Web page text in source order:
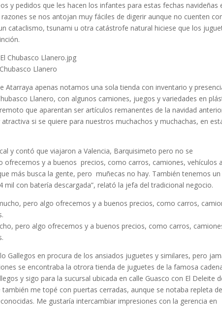
y pedidos que les hacen los infantes para estas fechas navideñas
se nos antojan muy fáciles de digerir aunque no cuenten
cataclismo, tsunami u otra catástrofe natural hiciese que los
Llanero
Atarraya apenas notamos una sola tienda con inventario y
Llanero, con algunos camiones, juegos y variedades en
que aparentan ser artículos remanentes de la navidad
si se quiere para nuestros muchachos y muchachas, en
y contó que viajaron a Valencia, Barquisimeto pero no se
ofrecemos y a buenos precios, como carros, camiones, vehículos a
más busca la gente, pero muñecas no hay. También tenemos
con batería descargada”, relató la jefa del tradicional negocio.
pero algo ofrecemos y a buenos precios, como carros,
Gallegos en procura de los ansiados juguetes y similares, pero
se encontraba la otrora tienda de juguetes de la famosa
y sigo para la sucursal ubicada en calle Guasco con El Deleite
me topé con puertas cerradas, aunque se notaba repleta de
Me gustaría intercambiar impresiones con la gerencia en